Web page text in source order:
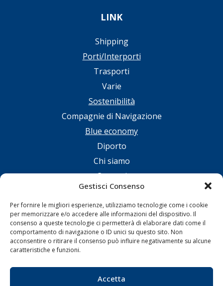
Gestisci Consenso
Per fornire le migliori esperienze, utilizziamo tecnologie come i cookie
per memorizzare e/o accedere alle informazioni del dispositivo. Il
consenso a queste tecnologie ci permetterà di elaborare dati come il
comportamento di navigazione o ID unici su questo sito. Non
acconsentire o ritirare il consenso può influire negativamente su alcune
caratteristiche e funzioni.
Accetta
LINK
Shipping
Porti/Interporti
Trasporti
Varie
Sostenibilità
Compagnie di Navigazione
Blue economy
Diporto
Chi siamo
Contatti
SEGUI